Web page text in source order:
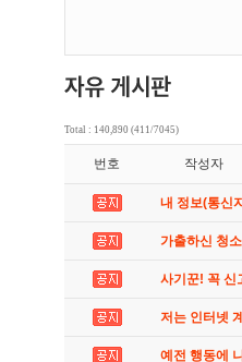
Total : 140,890 (411/7045)
번호 작성자
내 정보(통신
가출하신 청
사기꾼! 꼭 신
저는 인터넷
예전 행동에